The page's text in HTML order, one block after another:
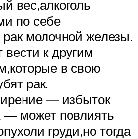
вес,алкоголь
по себе
молочной железы.
вести к другим
в свою
рак.
— избыток
— может повлиять
груди,но тогда